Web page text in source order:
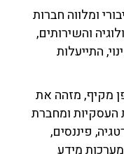
חברות
והשירותים,
מזהה את
ומחברת
פיננסים,
מידע